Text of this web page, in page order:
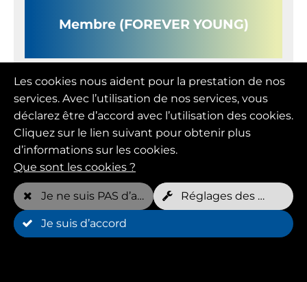
Membre (FOREVER YOUNG)
Prix mensuel
109,00 EUR
Rendez-vous gratuits par semaine*
2 par chien
Durée minimale
Les cookies nous aident pour la prestation de nos
services. Avec l’utilisation de nos services, vous
déclarez être d’accord avec l’utilisation des cookies.
Cliquez sur le lien suivant pour obtenir plus
d’informations sur les cookies.
Que sont les cookies ?
Je ne suis PAS d’accord Réglages des cookies
Je suis d’accord